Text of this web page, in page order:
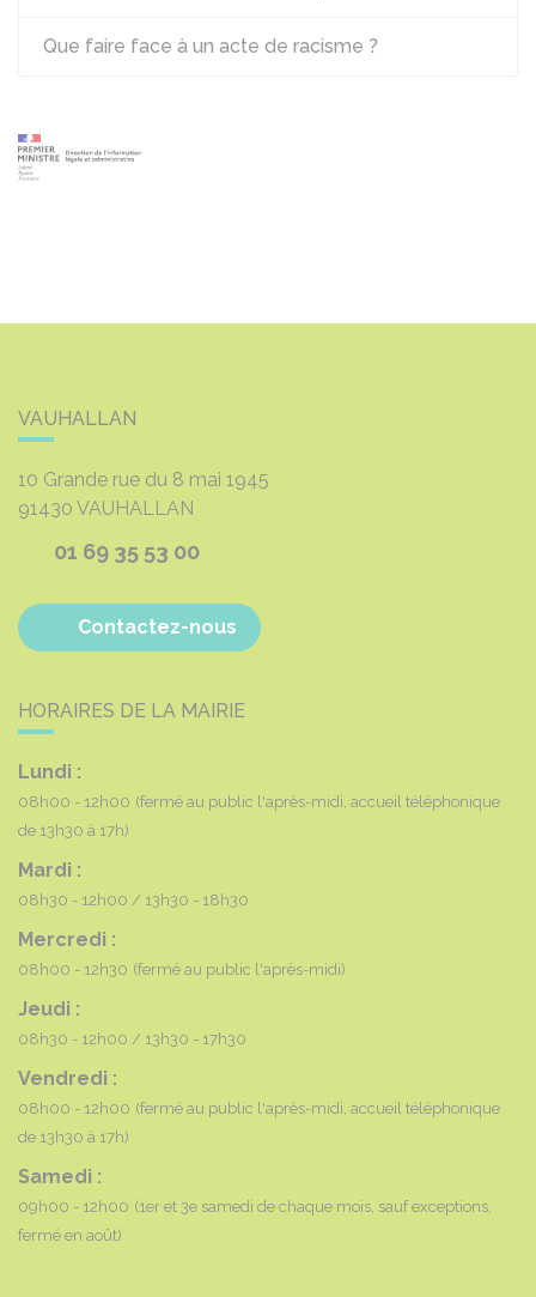
Que faire face à un acte de racisme ?
VAUHALLAN
10 Grande rue du 8 mai 1945
91430 VAUHALLAN
01 69 35 53 00
Contactez-nous
HORAIRES DE LA MAIRIE
Lundi :
08h00 - 12h00 (fermé au public l'après-midi, accueil téléphonique
de 13h30 à 17h)
Mardi :
08h30 - 12h00 13h30 - 18h30
Mercredi :
08h00 - 12h30 (fermé au public l'après-midi)
Jeudi :
08h30 - 12h00 13h30 - 17h30
Vendredi :
08h00 - 12h00 (fermé au public l'après-midi, accueil téléphonique
de 13h30 à 17h)
Samedi :
09h00 - 12h00 (1er et 3e samedi de chaque mois, sauf exceptions,
fermé en août)